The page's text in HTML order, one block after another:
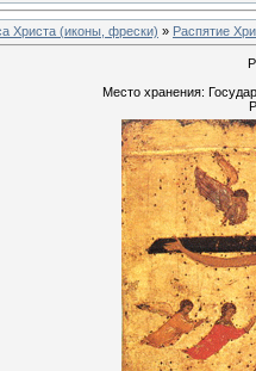
Христа (иконы, фрески) » Распятие
Место хранения: